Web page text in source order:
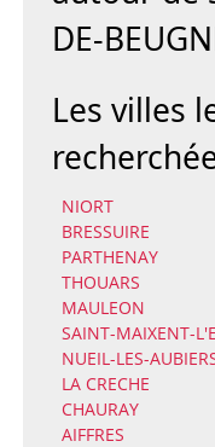
DE-
Les villes
NIORT
BRESSUIRE
PARTHENAY
THOUARS
MAULEON
SAINT-MAIXENT-
NUEIL-LES-
LA CRECHE
CHAURAY
AIFFRES